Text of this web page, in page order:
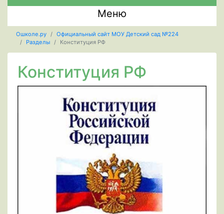
Меню
Ошколе.ру
Официальный сайт МОУ Детский сад №224
Разделы
Конституция РФ
Конституция РФ